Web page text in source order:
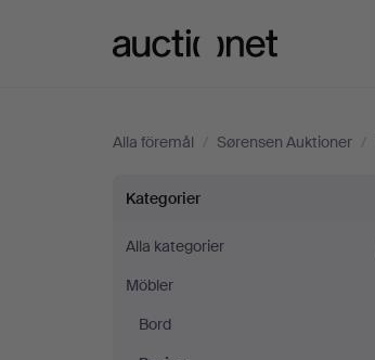
Alla föremål / Sørensen Auktioner /
Byråar
på
Sørensen
Kategorier
Alla kategorier
Möbler
Bord